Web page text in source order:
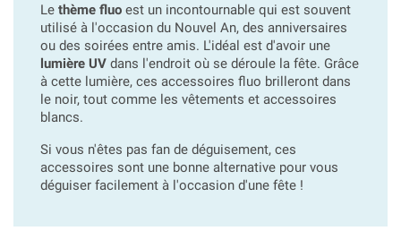
Le thème fluo est un incontournable qui est souvent
utilisé à l'occasion du Nouvel An, des anniversaires
ou des soirées entre amis. L'idéal est d'avoir une
lumière UV dans l'endroit où se déroule la fête. Grâce
à cette lumière, ces accessoires fluo brilleront dans
le noir, tout comme les vêtements et accessoires
blancs.
Si vous n'êtes pas fan de déguisement, ces
accessoires sont une bonne alternative pour vous
déguiser facilement à l'occasion d'une fête !